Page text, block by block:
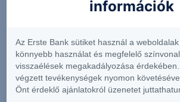
anyag, a szilárdtest akkumulátor
szilárd formában van jelen. A
várakozások szerint elkerülhetők
információk
Az Erste Bank sütiket használ a
könnyebb használat és megfelelő
visszaélések megakadályozása
végzett tevékenységek nyomon
Önt érdeklő ajánlatokról üzenetet